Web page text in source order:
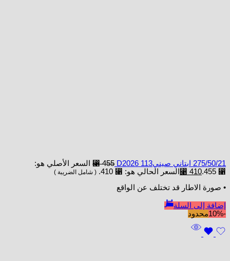
275/50/21 ابتاني صينيD2026 113 ⃁455
السعر الأصلي هو:
⃁ 455.
⃁ 410 السعر الحالي هو: ⃁ 410. ( شامل الضريبة )
• صورة الاطار قد تختلف عن الواقع
إضافة إلى السلة
-10%
محدود